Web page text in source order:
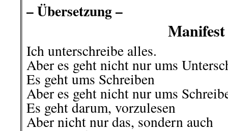
– Übersetzung –
Manifest
Ich unterschreibe alles.
Aber es geht nicht nur ums
Es geht ums Schreiben
Aber es geht nicht nur ums
Es geht darum, vorzulesen
Aber nicht nur das, sondern auch